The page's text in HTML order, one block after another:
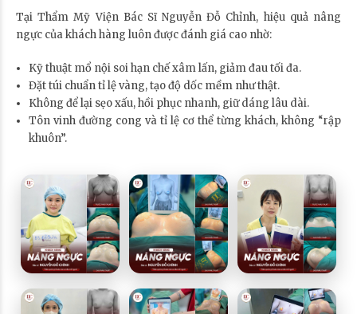
Tại Thẩm Mỹ Viện Bác Sĩ Nguyễn Đỗ Chỉnh, hiệu quả nâng
ngực của khách hàng luôn được đánh giá cao nhờ:
Kỹ thuật mổ nội soi hạn chế xâm lấn, giảm đau tối đa.
Đặt túi chuẩn tỉ lệ vàng, tạo độ dốc mềm như thật.
Không để lại sẹo xấu, hồi phục nhanh, giữ dáng lâu dài.
Tôn vinh đường cong và tỉ lệ cơ thể từng khách, không “rập
khuôn”.